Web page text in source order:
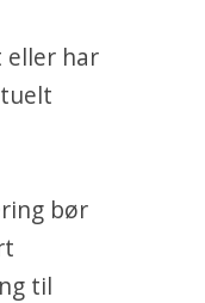
eller har
bør
til